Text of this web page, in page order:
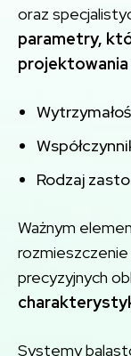
oraz
parametry,
Rodzaj
Ważnym
precyzyjnych
Systemy